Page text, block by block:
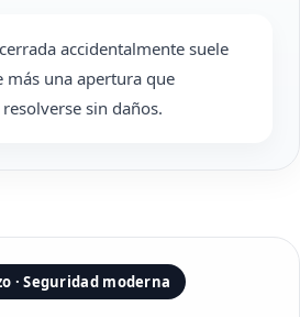
accidentalmente suele
más una apertura que
sin daños.
· Seguridad moderna